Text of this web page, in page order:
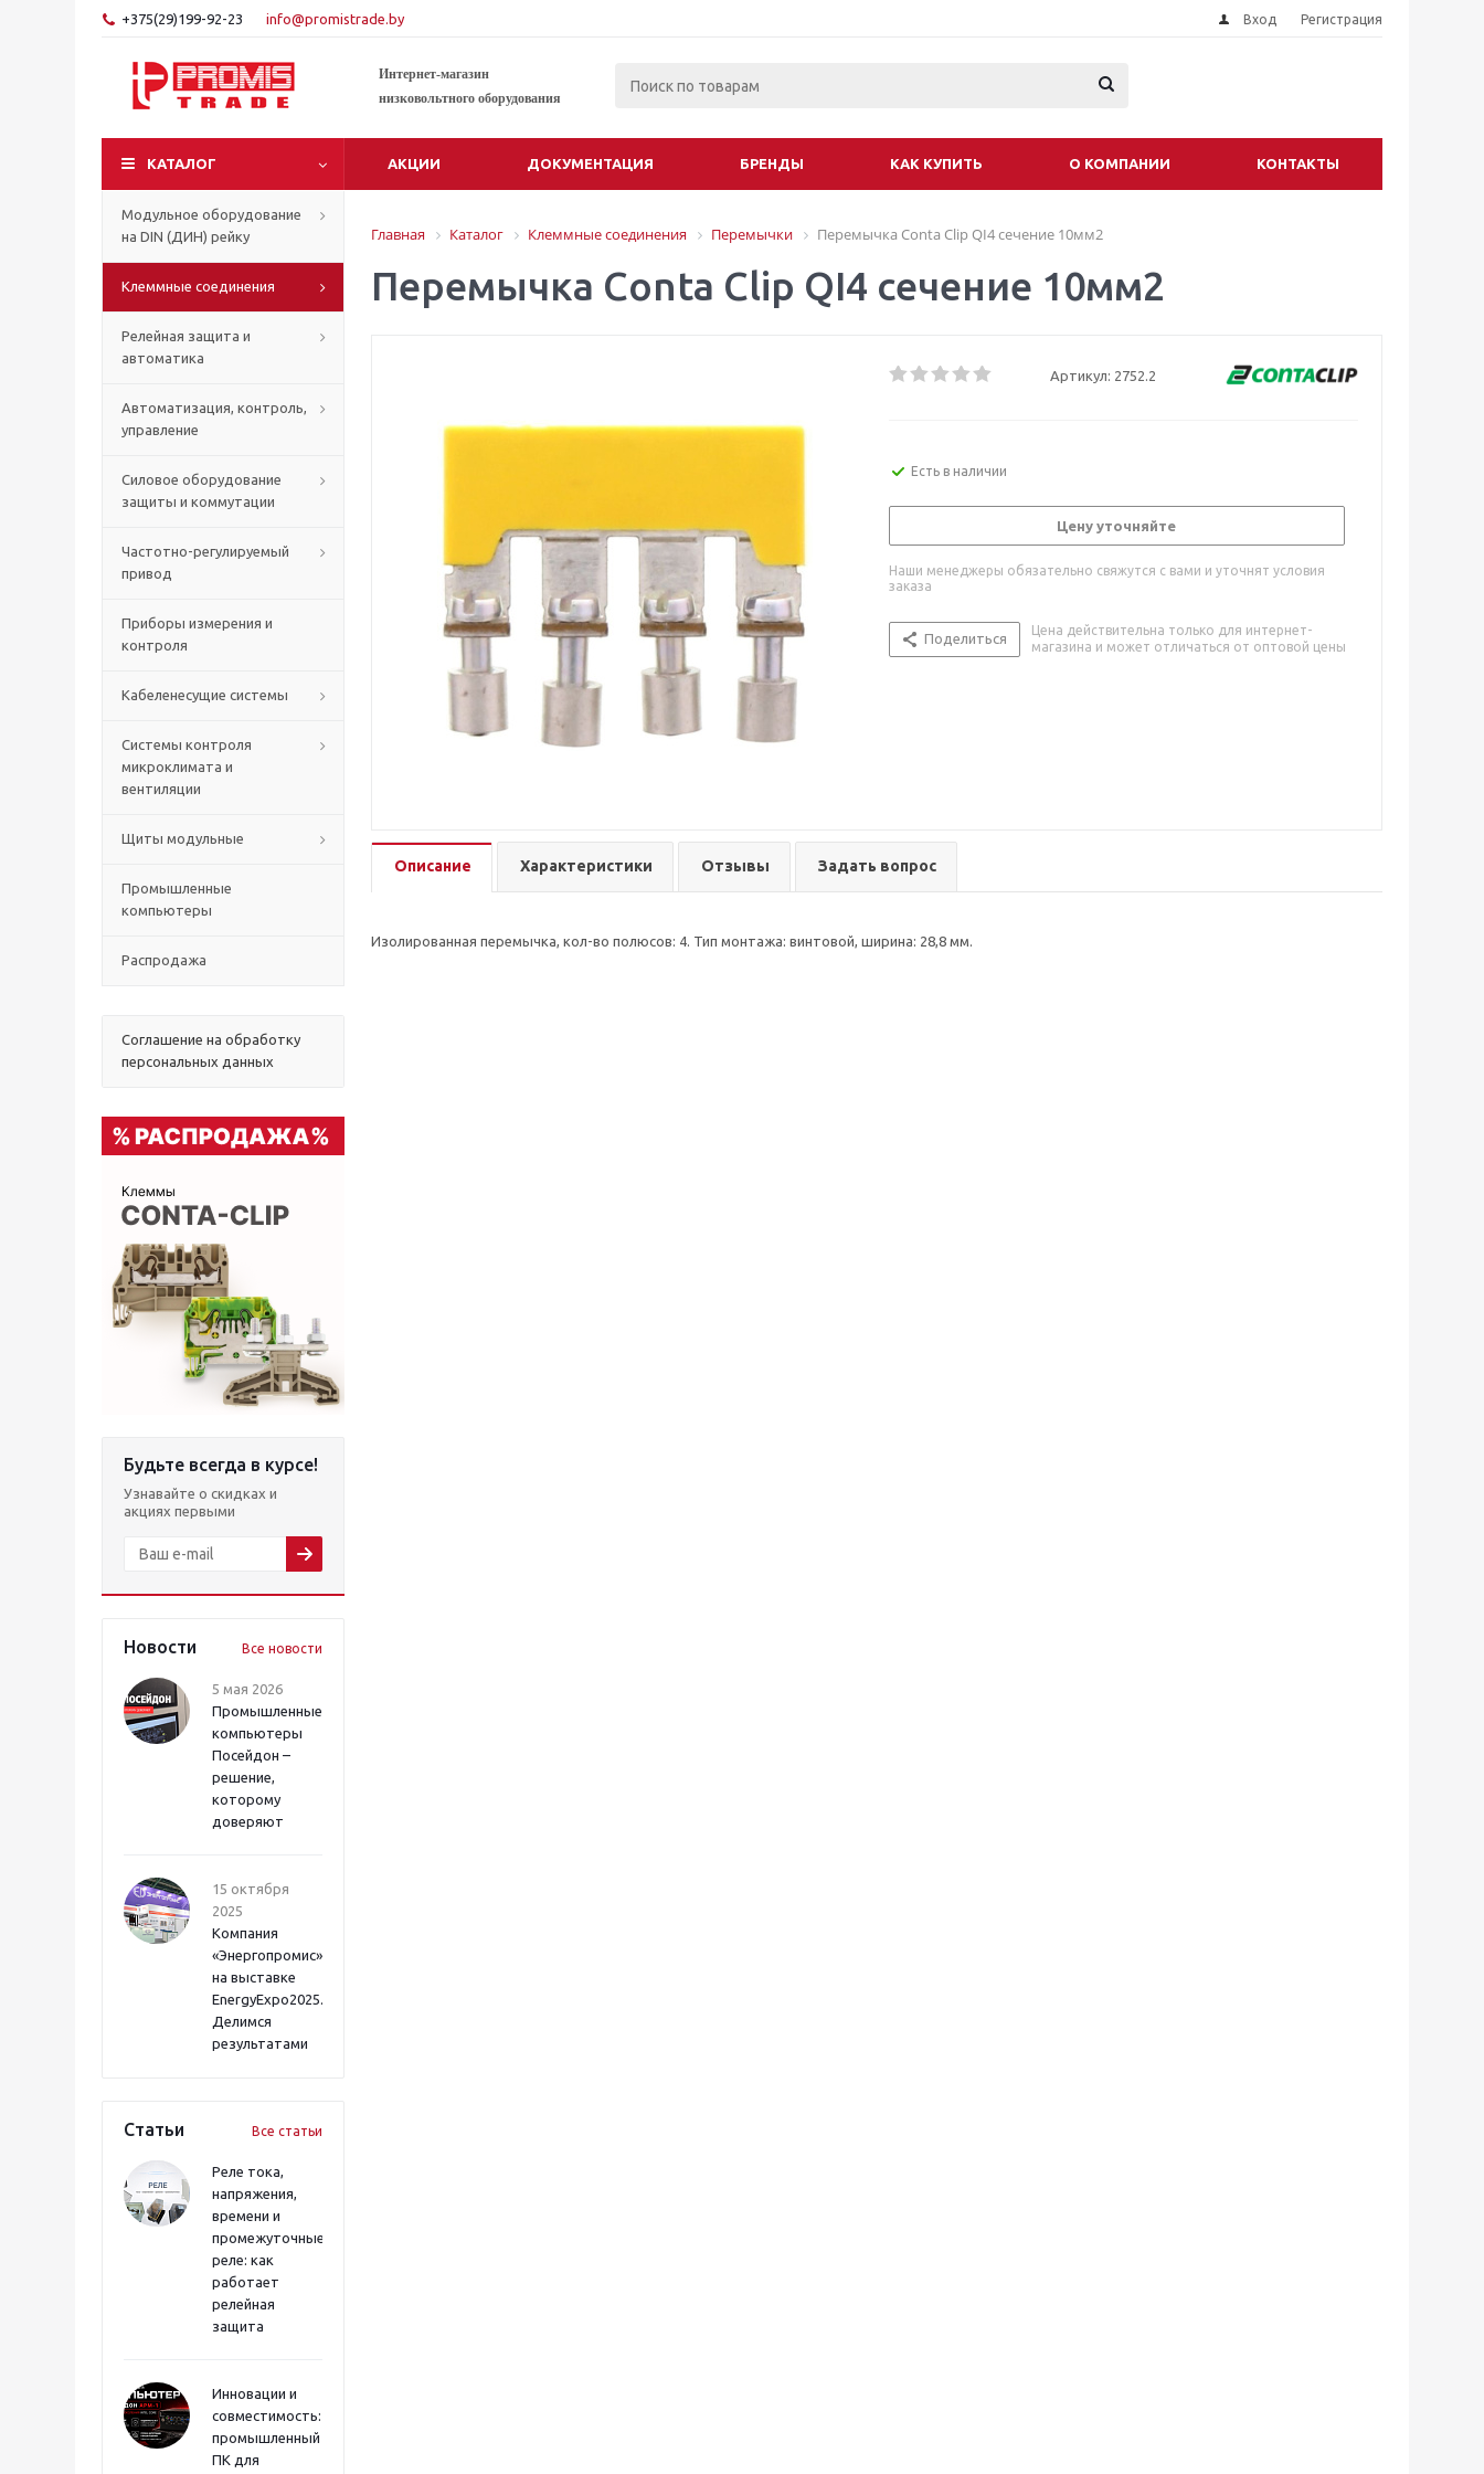
+375(29)199-92-23 info@promistrade.by Вход Регистрация
Интернет-магазин
низковольтного оборудования
КАТАЛОГ АКЦИИ ДОКУМЕНТАЦИЯ БРЕНДЫ КАК КУПИТЬ О КОМПАНИИ КОНТАКТЫ
Модульное оборудование
на DIN (ДИН) рейку
Клеммные соединения
Релейная защита и
автоматика
Автоматизация, контроль,
управление
Силовое оборудование
защиты и коммутации
Частотно-регулируемый
привод
Приборы измерения и
контроля
Кабеленесущие системы
Системы контроля
микроклимата и
вентиляции
Щиты модульные
Промышленные
компьютеры
Распродажа
Соглашение на обработку
персональных данных
Будьте всегда в курсе!
Узнавайте о скидках и
акциях первыми
Новости Все новости
5 мая 2026
Промышленные
компьютеры
Посейдон –
решение,
которому
доверяют
15 октября
2025
Компания
«Энергопромис»
на выставке
EnergyExpo2025.
Делимся
результатами
Статьи Все статьи
Реле тока,
напряжения,
времени и
промежуточные
реле: как
работает
релейная
защита
Инновации и
совместимость:
промышленный
ПК для
Главная Каталог Клеммные соединения Перемычки Перемычка Conta Clip QI4 сечение 10мм2
Перемычка Conta Clip QI4 сечение 10мм2
Артикул: 2752.2
Есть в наличии
Цену уточняйте
Наши менеджеры обязательно свяжутся с вами и уточнят условия
заказа
Поделиться
Цена действительна только для интернет-
магазина и может отличаться от оптовой цены
Описание Характеристики Отзывы Задать вопрос
Изолированная перемычка, кол-во полюсов: 4. Тип монтажа: винтовой, ширина: 28,8 мм.